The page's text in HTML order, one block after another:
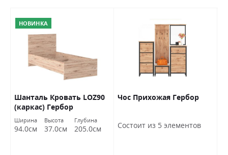
НОВИНКА
Шанталь Кровать LOZ90
(каркас) Гербор
Ширина
94.0см
Высота
37.0см
Глубина
205.0см
Чос Прихожая Гербор
Состоит из 5 элементов